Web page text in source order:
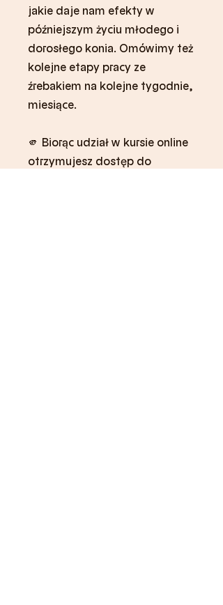
jakie daje nam efekty w
późniejszym życiu młodego i
dorosłego konia. Omówimy też
kolejne etapy pracy ze
źrebakiem na kolejne tygodnie,
miesiące.
🫵 Biorąc udział w kursie online
otrzymujesz dostęp do